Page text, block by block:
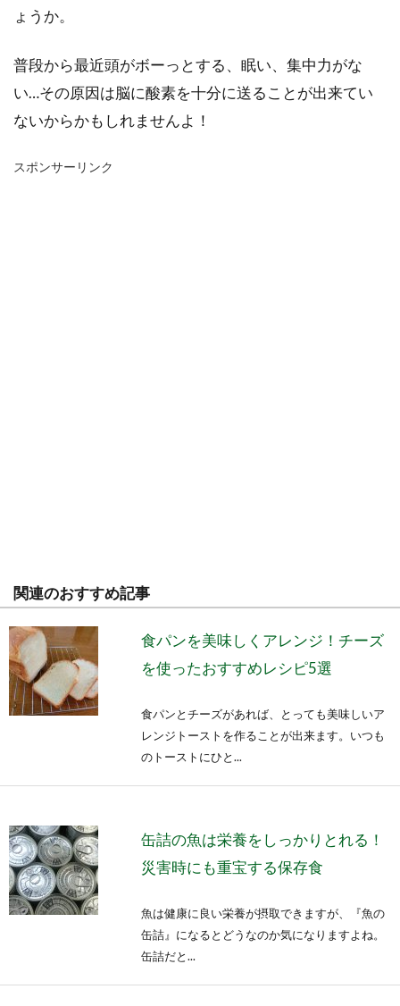
ょうか。
普段から最近頭がボーっとする、眠い、集中力がな
い…その原因は脳に酸素を十分に送ることが出来てい
ないからかもしれませんよ！
スポンサーリンク
関連のおすすめ記事
食パンを美味しくアレンジ！チーズ
を使ったおすすめレシピ5選
食パンとチーズがあれば、とっても美味しいア
レンジトーストを作ることが出来ます。いつも
のトーストにひと...
缶詰の魚は栄養をしっかりとれる！
災害時にも重宝する保存食
魚は健康に良い栄養が摂取できますが、『魚の
缶詰』になるとどうなのか気になりますよね。
缶詰だと...